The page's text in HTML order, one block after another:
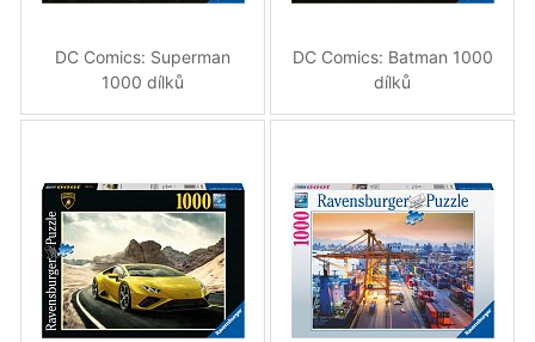
DC Comics: Superman
1000 dílků
DC Comics: Batman 1000
dílků